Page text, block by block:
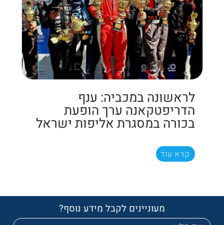
לראשונה במכביה: ענף
הדריפטקאנה ערך הופעת
בכורה במסגרת אליפות ישראל
קרא עוד
מעוניינים לקבל מידע נוסף?